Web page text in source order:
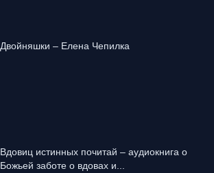
Двойняшки – Елена Чепилка
Вдовиц истинных почитай – аудиокнига о
Божьей заботе о вдовах и...